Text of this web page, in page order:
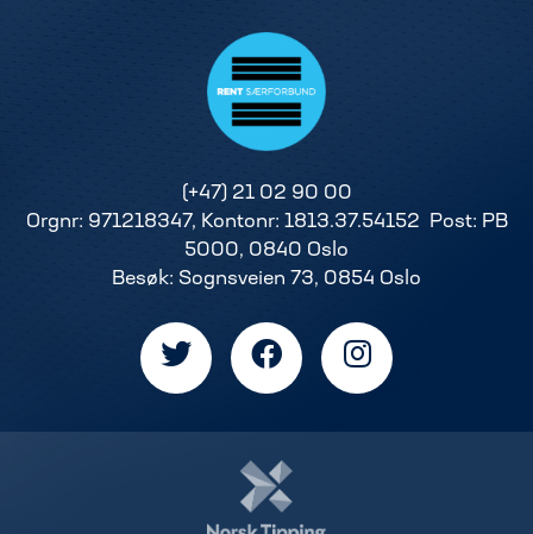
(+47) 21 02 90 00
Orgnr: 971218347, Kontonr: 1813.37.54152 Post: PB
5000, 0840 Oslo
Besøk: Sognsveien 73, 0854 Oslo